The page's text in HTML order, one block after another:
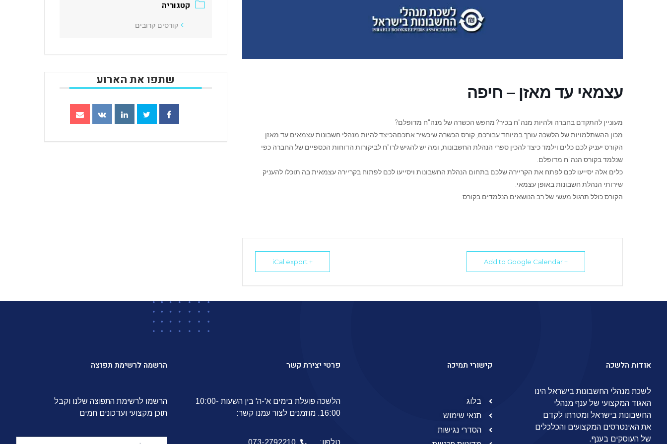
עצמאי עד מאזן – חיפה
מעוניין להתקדם בחברה ולהיות מנה"ח בכיר? מחפש הכשרה של מנה"ח מדופלם?
מכון ההשתלמויות של הלשכה עורך במיוחד עבורכם, קורס הכשרה שיכשיר אתכםהכיצד להיות מנהלי חשבונות עצמאים עד מאזן.
הקורס יעניק לכם כלים וילמד כיצד להכין ספרי הנהלת החשבונות, ומה יש להגיש לרו"ח לביקורות הדוחות הכספיים של החברה כפי
שנלמד בקורס הנה"ח מדופלם.
כלים אלה יסייעו לכם לפתח את הקריירה שלכם בתחום הנהלת החשבונות ויסייעו לכם לפתוח בקריירה עצמאית בה תוכלו להעניק
שירותי הנהלת חשבונות באופן עצמאי.
הקורס כולל תרגול מעשי של רב הנושאים הנלמדים בקורס.
+ Add to Google Calendar
+ iCal export
קורסים קרובים
אודות הלשכה
לשכת מנהלי החשבונות בישראל הינו
האגוד המקצועי של ענף מנהלי
החשבונות בישראל ומטרתו לקדם
את האינטרסים המקצועים והכלכלים
של העוסקים בענף.
קישורי תמיכה
בלוג
תנאי שימוש
הסדרי נגישות
פרטי יצירת קשר
הלשכה פועלת בימים א'-ה' בין השעות 10:00-
16:00. מוזמנים לצור עמנו קשר:
טלפון: 073-2792210
הרשמה לרשימת תפוצה
הרשמו לרשימת התפוצה שלנו וקבל
תוכן מקצועי ועדכונים חמים